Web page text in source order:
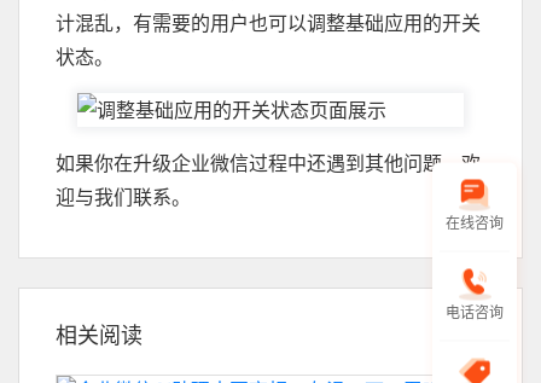
计混乱，有需要的用户也可以调整基础应用的开关
状态。
如果你在升级企业微信过程中还遇到其他问题，欢
迎与我们联系。
相关阅读
在线咨询
电话咨询